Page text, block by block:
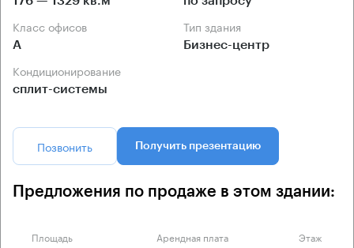
Класс офисов
А
Тип здания
Бизнес-центр
Кондиционирование
сплит-системы
Позвонить Получить презентацию
Предложения по продаже в этом здании:
Площадь Арендная плата Этаж